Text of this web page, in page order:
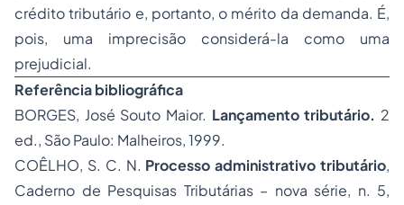
crédito tributário e, portanto, o mérito da demanda. É,
pois, uma imprecisão considerá-la como uma
prejudicial.
Referência bibliográfica
BORGES, José Souto Maior. Lançamento tributário. 2
ed., São Paulo: Malheiros, 1999.
COÊLHO, S. C. N. Processo administrativo tributário,
Caderno de Pesquisas Tributárias – nova série, n. 5,